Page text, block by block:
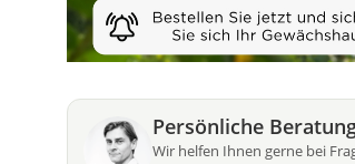
Persönliche
Wir helfen Ihnen gerne bei